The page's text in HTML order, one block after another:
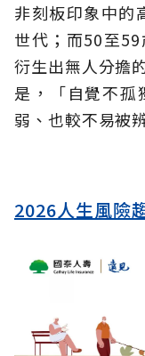
非刻板印象中的
世代；而50至
衍生出無人分擔
是，「自覺不孤
弱、也較不易被
2026人生風險